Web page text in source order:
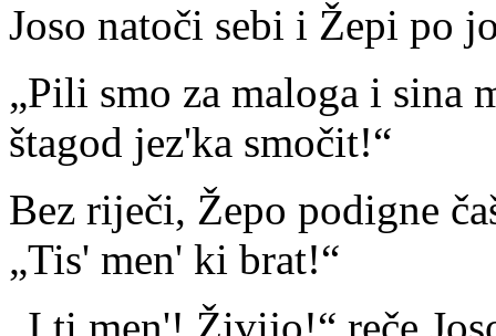
Joso natoči sebi i Žepi po
„Pili smo za maloga i sina
štagod jez'ka smočit!“
Bez riječi, Žepo podigne
„Tis' men' ki brat!“